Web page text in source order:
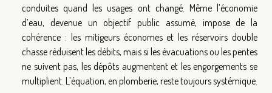
conduites quand les usages ont changé. Même l’économie
d’eau, devenue un objectif public assumé, impose de la
cohérence : les mitigeurs économes et les réservoirs double
chasse réduisent les débits, mais si les évacuations ou les pentes
ne suivent pas, les dépôts augmentent et les engorgements se
multiplient. L’équation, en plomberie, reste toujours systémique.